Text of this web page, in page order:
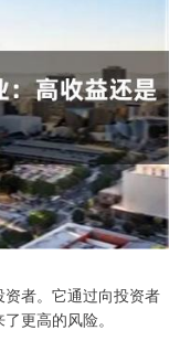
者。它通过向投资者
更高的风险。